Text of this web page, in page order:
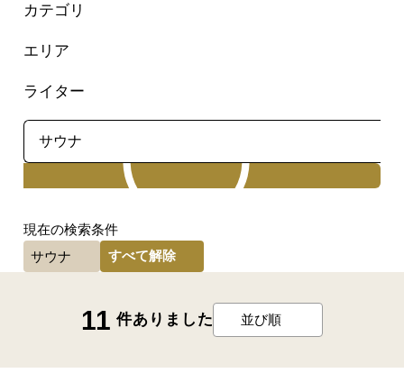
カテゴリ
エリア
ライター
現在の検索条件
サウナ
すべて解除
11 件ありました 並び順